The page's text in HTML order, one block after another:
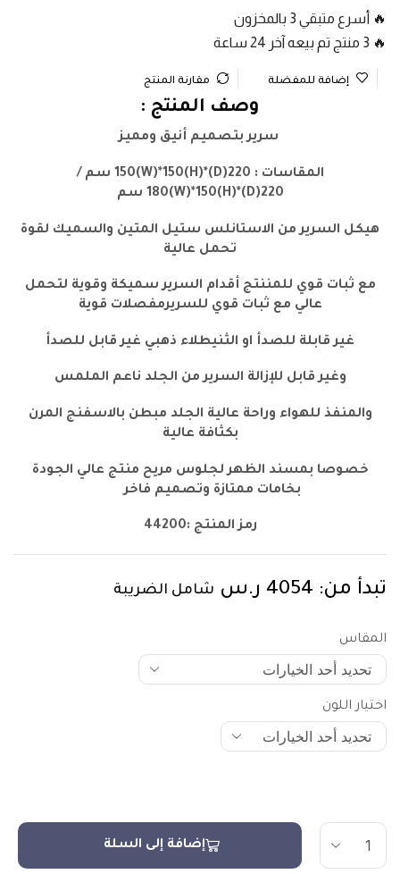
🔥 أسرع متبقي 3 بالمخزون
🔥 3 منتج تم بيعه آخر 24 ساعة
إضافة للمفضلة مقارنة المنتج
وصف المنتج :
سرير بتصميم أنيق ومميز
المقاسات : 220(D)*150(W)*150(H) سم /
220(D)*180(W)*150(H) سم
هيكل السرير من الاستانلس ستيل المتين والسميك لقوة
تحمل عالية
مع ثبات قوي للمننتج أقدام السرير سميكة وقوية لتحمل
عالي مع ثبات قوي للسريرمفصلات قوية
غير قابلة للصدأ او الثنيطلاء ذهبي غير قابل للصدأ
وغير قابل للإزالة السرير من الجلد ناعم الملمس
والمنفذ للهواء وراحة عالية الجلد مبطن بالاسفنج المرن
بكثافة عالية
خصوصا بمسند الظهر لجلوس مريح منتج عالي الجودة
بخامات ممتازة وتصميم فاخر
رمز المنتج :44200
تبدأ من: 4054 ر.س شامل الضريبة
المقاس
اختيار اللون
إضافة إلى السلة